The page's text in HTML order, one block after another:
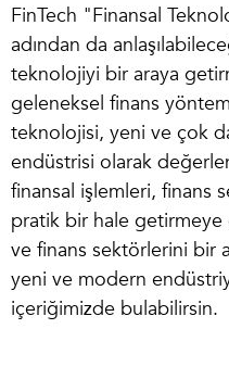
FinTech "Finansal
adından da
teknolojiyi bir araya
geleneksel finans
teknolojisi, yeni ve çok
endüstrisi olarak
finansal işlemleri, finans
pratik bir hale getirmeye
ve finans sektörlerini bir
yeni ve modern
içeriğimizde bulabilirsin.